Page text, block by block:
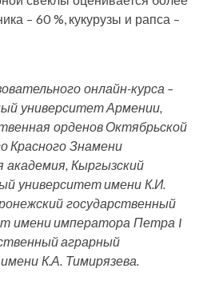
– 60 %, кукурузы и рапса –
онлайн-курса –
университет Армении,
орденов Октябрьской
Красного Знамени
академия, Кыргызский
университет имени К.И.
государственный
имени императора Петра I
аграрный
К.А. Тимирязева.